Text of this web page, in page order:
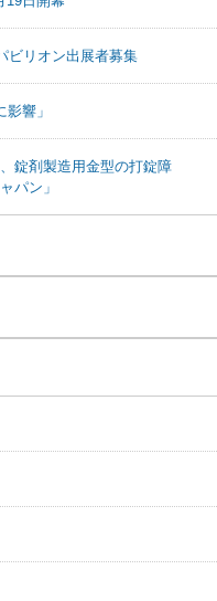
ビリオン出展者募集
響」
錠剤製造用金型の打錠障
パン」